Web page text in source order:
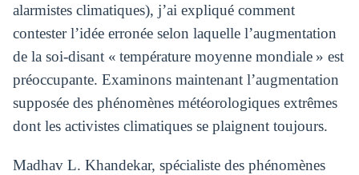
alarmistes climatiques), j’ai expliqué comment
contester l’idée erronée selon laquelle l’augmentation
de la soi-disant « température moyenne mondiale » est
préoccupante. Examinons maintenant l’augmentation
supposée des phénomènes météorologiques extrêmes
dont les activistes climatiques se plaignent toujours.
Madhav L. Khandekar, spécialiste des phénomènes